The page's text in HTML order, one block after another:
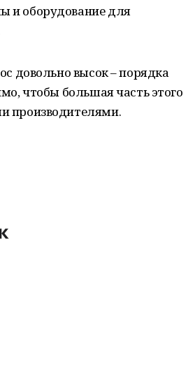
и оборудование для
довольно высок – порядка
чтобы большая часть этого
производителями.